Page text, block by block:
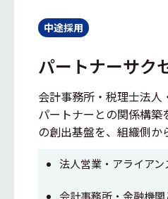
中途採用
パートナーサク
会計事務所・税理士法人
パートナーとの関係構築
の創出基盤を、組織側か
法人営業・アライア
会計事務所・金融機